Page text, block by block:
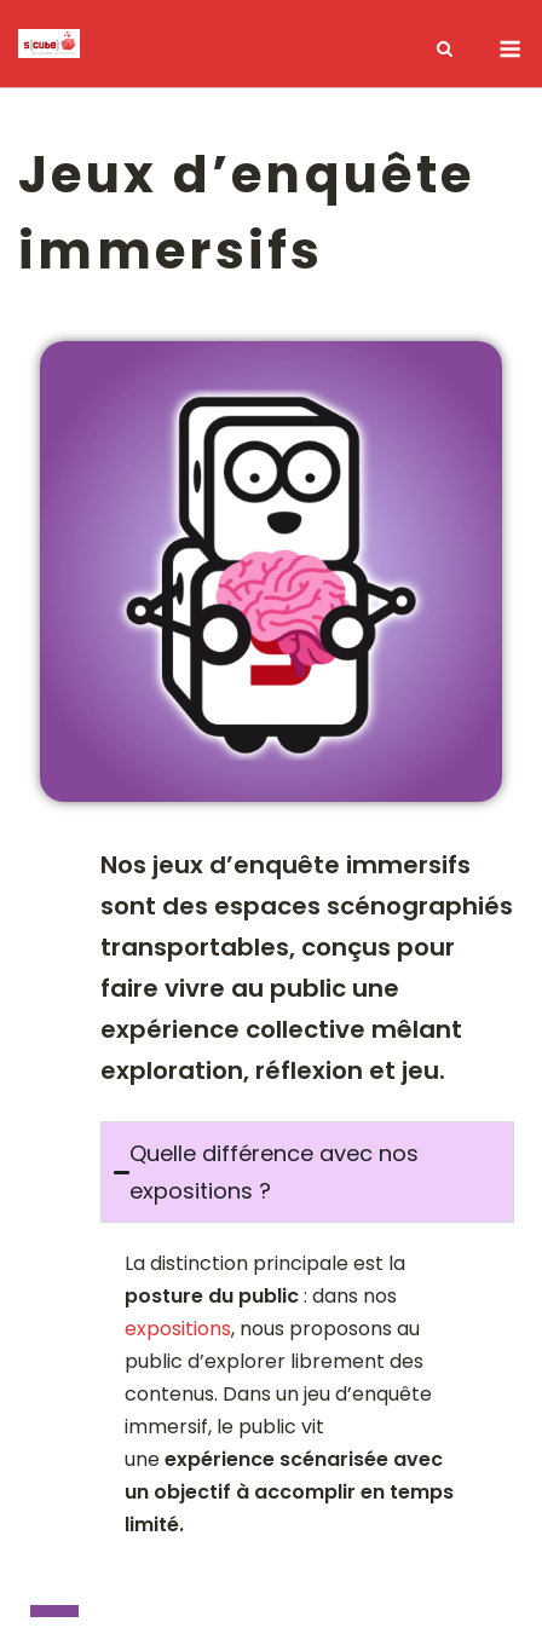
Jeux d’enquête
immersifs
Nos jeux d’enquête immersifs
sont des espaces scénographiés
transportables, conçus pour
faire vivre au public une
expérience collective mêlant
exploration, réflexion et jeu.
Quelle différence avec nos
expositions ?
La distinction principale est la
posture du public: dans nos
expositions, nous proposons au
public d’explorer librement des
contenus. Dans un jeu d’enquête
immersif, le public vit
uneexpérience scénarisée avec
un objectif à accomplir en temps
limité.